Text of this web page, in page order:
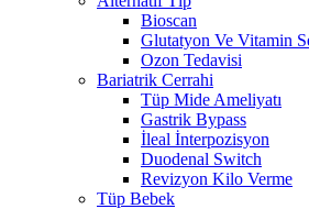
Bioscan
Glutatyon Ve Vitamin
Ozon Tedavisi
Bariatrik Cerrahi
Tüp Mide Ameliyatı
Gastrik Bypass
İleal İnterpozisyon
Duodenal Switch
Revizyon Kilo Verme
Tüp Bebek